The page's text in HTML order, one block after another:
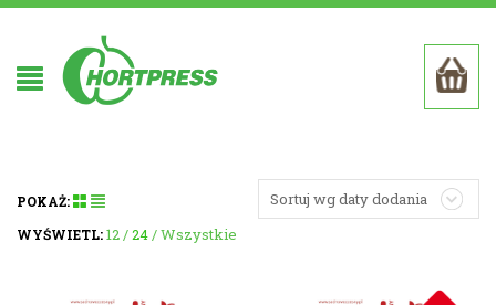
Sortuj wg daty dodania
POKAŻ:
WYŚWIETL:12 24 Wszystkie